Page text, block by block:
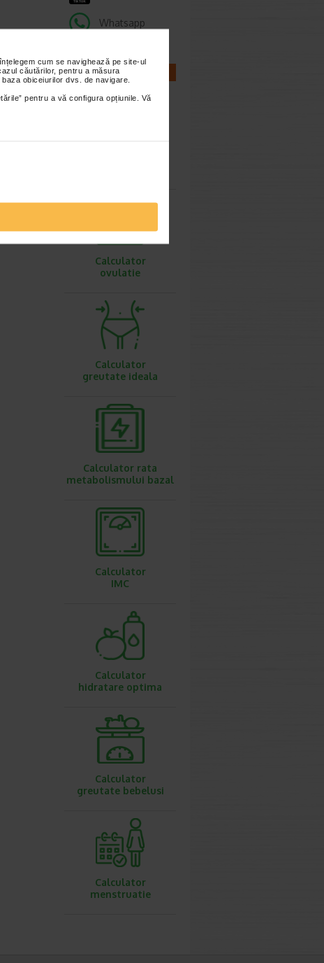
cum se navighează pe site-ul
căutărilor, pentru a măsura
obiceiurilor dvs. de navigare.
pentru a vă configura opțiunile. Vă
stocului
Whatsapp
CALCULATOARE
Calculator
ovulatie
Calculator
greutate ideala
Calculator rata
metabolismului bazal
Calculator
IMC
Calculator
hidratare optima
Calculator
greutate bebelusi
Calculator
menstruatie